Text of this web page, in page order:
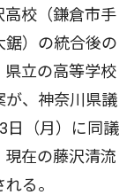
高校（鎌倉市手
鋸）の統合後の
県立の高等学校
が、神奈川県議
日（月）に同議
在の藤沢清流
る。